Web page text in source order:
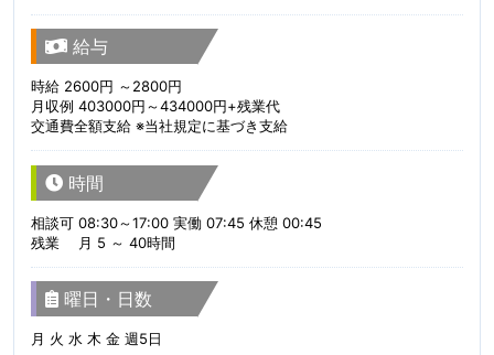
給与
時給 2600円 ～2800円
月収例 403000円～434000円+残業代
交通費全額支給 ※当社規定に基づき支給
時間
相談可 08:30～17:00 実働 07:45 休憩 00:45
残業 月 5 ～ 40時間
曜日・日数
月 火 水 木 金 週5日